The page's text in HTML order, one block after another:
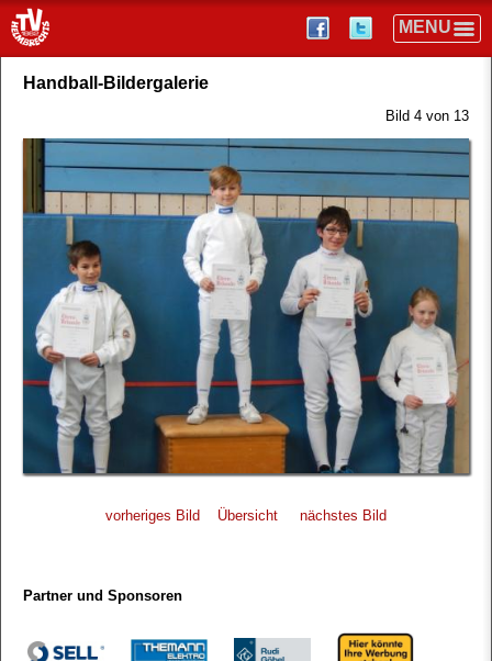
Handball-Bildergalerie
Bild 4 von 13
vorheriges Bild Übersicht nächstes Bild
Partner und Sponsoren